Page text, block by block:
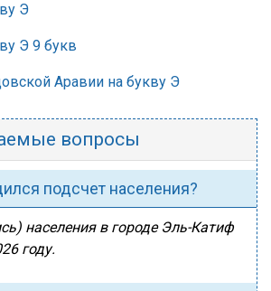
Э
Э 9 букв
Аравии на букву Э
вопросы
подсчет населения?
населения в городе Эль-Катиф
году.